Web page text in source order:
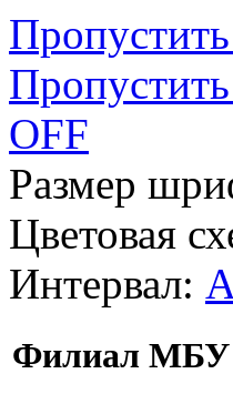
OFF
Размер
Цветовая
Интервал:
Филиал МБУ